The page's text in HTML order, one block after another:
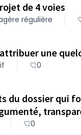
de 4 voies
régulière
une
0
du dossier qui
0